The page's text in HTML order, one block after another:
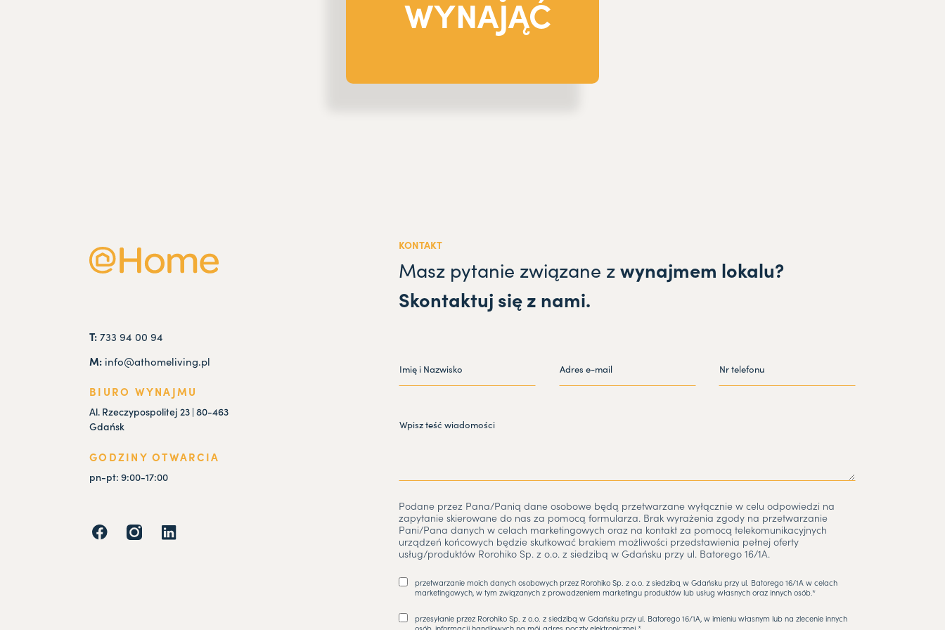
WYNAJĄĆ
T:733 94 00 94
M: info@athomeliving.pl
BIURO WYNAJMU
Al. Rzeczypospolitej 23 | 80-463
Gdańsk
GODZINY OTWARCIA
pn-pt: 9:00-17:00
KONTAKT
Masz pytanie związane zwynajmem lokalu?
Skontaktuj się z nami.
Podane przez Pana/Panią dane osobowe będą przetwarzane wyłącznie w celu odpowiedzi na
zapytanie skierowane do nas za pomocą formularza. Brak wyrażenia zgody na przetwarzanie
Pani/Pana danych w celach marketingowych oraz na kontakt za pomocą telekomunikacyjnych
urządzeń końcowych będzie skutkować brakiem możliwości przedstawienia pełnej oferty
usług/produktów Rorohiko Sp. z o.o. z siedzibą w Gdańsku przy ul. Batorego 16/1A.
przetwarzanie moich danych osobowych przez Rorohiko Sp. z o.o. z siedzibą w Gdańsku przy ul. Batorego 16/1A w celach
marketingowych, w tym związanych z prowadzeniem marketingu produktów lub usług własnych oraz innych osób.*
przesyłanie przez Rorohiko Sp. z o.o. z siedzibą w Gdańsku przy ul. Batorego 16/1A, w imieniu własnym lub na zlecenie innych
osób, informacji handlowych na mój adres poczty elektronicznej.*